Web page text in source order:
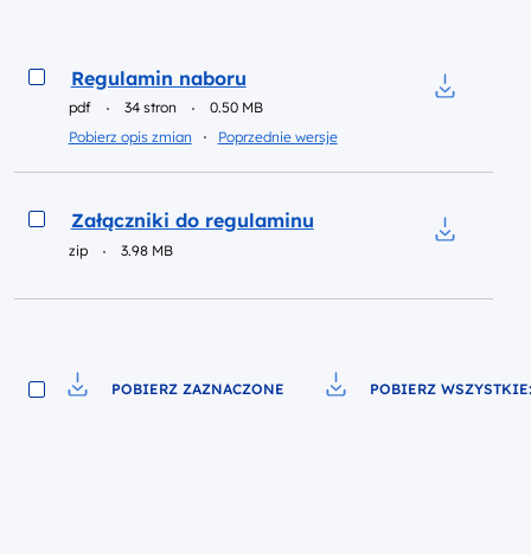
Podgląd
Regulamin naboru
pdf 34 stron
0.50 MB
Inne dokumenty w kategorii
Pobierz opis zmian Poprzednie wersje
Podgląd
Załączniki do regulaminu
zip 3.98 MB
POBIERZ ZAZNACZONE POBIERZ